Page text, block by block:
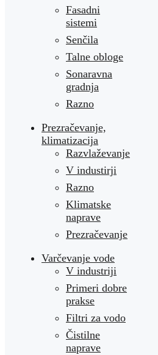
Fasadni
sistemi
Senčila
Talne obloge
Sonaravna
gradnja
Razno
Prezračevanje,
klimatizacija
Razvlaževanje
V industirji
Razno
Klimatske
naprave
Prezračevanje
Varčevanje vode
V industriji
Primeri dobre
prakse
Filtri za vodo
Čistilne
naprave